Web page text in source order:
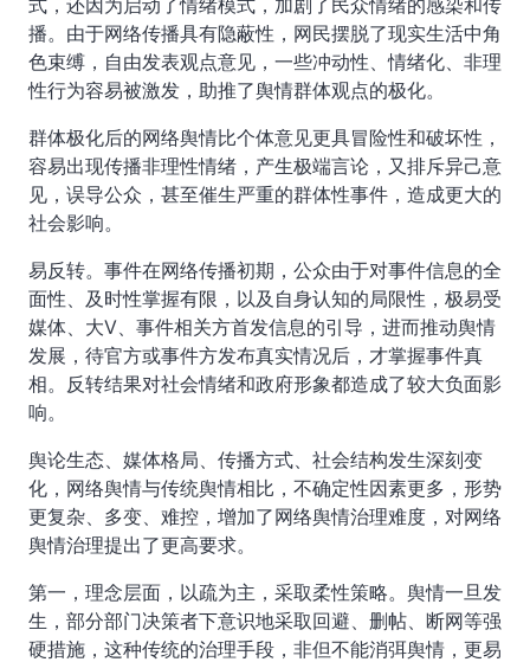
式，还因为启动了情绪模式，加剧了民众情绪的感染和传
播。由于网络传播具有隐蔽性，网民摆脱了现实生活中角
色束缚，自由发表观点意见，一些冲动性、情绪化、非理
性行为容易被激发，助推了舆情群体观点的极化。
群体极化后的网络舆情比个体意见更具冒险性和破坏性，
容易出现传播非理性情绪，产生极端言论，又排斥异己意
见，误导公众，甚至催生严重的群体性事件，造成更大的
社会影响。
易反转。事件在网络传播初期，公众由于对事件信息的全
面性、及时性掌握有限，以及自身认知的局限性，极易受
媒体、大V、事件相关方首发信息的引导，进而推动舆情
发展，待官方或事件方发布真实情况后，才掌握事件真
相。反转结果对社会情绪和政府形象都造成了较大负面影
响。
舆论生态、媒体格局、传播方式、社会结构发生深刻变
化，网络舆情与传统舆情相比，不确定性因素更多，形势
更复杂、多变、难控，增加了网络舆情治理难度，对网络
舆情治理提出了更高要求。
第一，理念层面，以疏为主，采取柔性策略。舆情一旦发
生，部分部门决策者下意识地采取回避、删帖、断网等强
硬措施，这种传统的治理手段，非但不能消弭舆情，更易